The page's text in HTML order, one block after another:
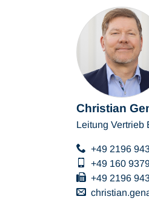
Christian
Leitung Vertrieb
+49 2196
+49 160
+49 2196